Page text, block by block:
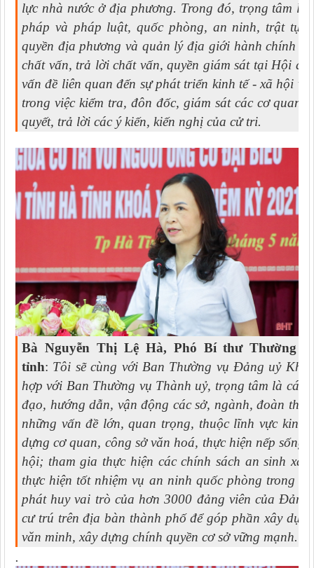
lực nhà nước ở địa phương. Trong đó, trọng tâm
pháp và pháp luật, quốc phòng, an ninh, trật tự,
quyền địa phương và quản lý địa giới hành chính ở
chất vấn, trả lời chất vấn, quyền giám sát tại Hội
vấn đề liên quan đến sự phát triển kinh tế - xã hội
trong việc kiểm tra, đôn đốc, giám sát các cơ
quyết, trả lời các ý kiến, kiến nghị của cử tri.
Bà Nguyễn Thị Lệ Hà, Phó Bí thư Thường
tỉnh: Tôi sẽ cùng với Ban Thường vụ Đảng uỷ
hợp với Ban Thường vụ Thành uỷ, trọng tâm là các
đạo, hướng dẫn, vận động các sở, ngành, đoàn
những vấn đề lớn, quan trọng, thuộc lĩnh vực
dựng cơ quan, công sở văn hoá, thực hiện nếp sống
hội; tham gia thực hiện các chính sách an sinh xã
thực hiện tốt nhiệm vụ an ninh quốc phòng trong
phát huy vai trò của hơn 3000 đảng viên của
cư trú trên địa bàn thành phố để góp phần xây
văn minh, xây dựng chính quyền cơ sở vững mạnh.
.